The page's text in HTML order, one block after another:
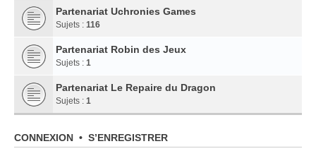
Partenariat Uchronies Games
Sujets : 116
Partenariat Robin des Jeux
Sujets : 1
Partenariat Le Repaire du Dragon
Sujets : 1
CONNEXION • S’ENREGISTRER